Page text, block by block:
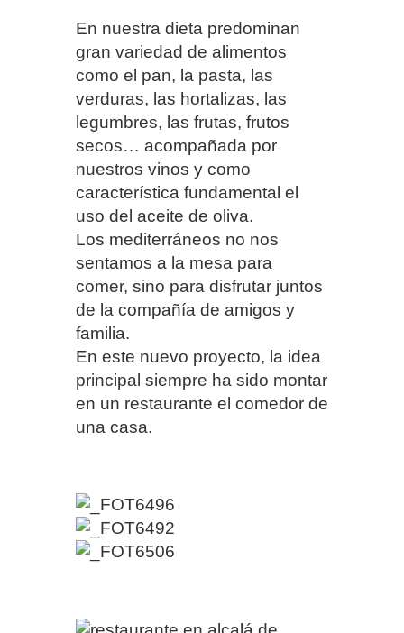
En nuestra dieta predominan
gran variedad de alimentos
como el pan, la pasta, las
verduras, las hortalizas, las
legumbres, las frutas, frutos
secos… acompañada por
nuestros vinos y como
característica fundamental el
uso del aceite de oliva.
Los mediterráneos no nos
sentamos a la mesa para
comer, sino para disfrutar juntos
de la compañía de amigos y
familia.
En este nuevo proyecto, la idea
principal siempre ha sido montar
en un restaurante el comedor de
una casa.